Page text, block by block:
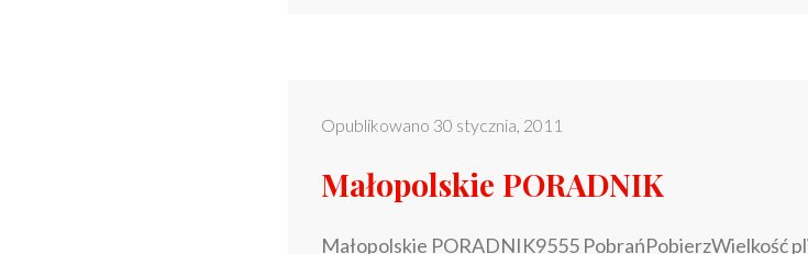
Opublikowano 30 stycznia, 2011
Małopolskie PORADNIK
Małopolskie PORADNIK9555 PobrańPobierzWielkość